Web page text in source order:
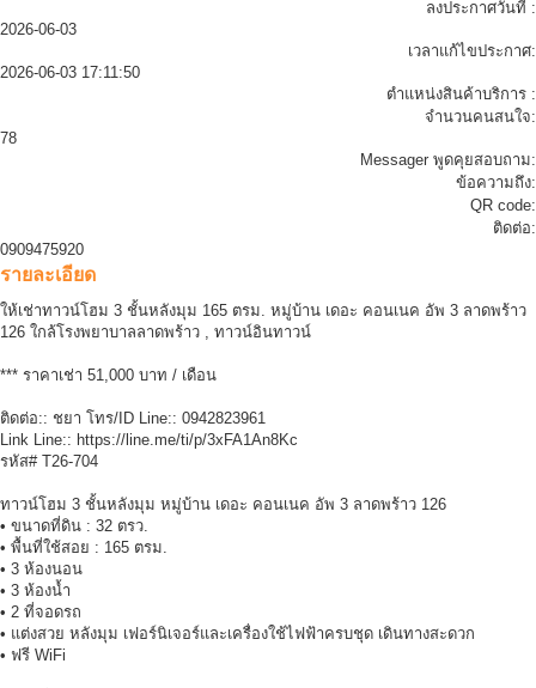
ลงประกาศวันที่ :
2026-06-03
เวลาแก้ไขประกาศ:
2026-06-03 17:11:50
ตำแหน่งสินค้าบริการ :
จำนวนคนสนใจ:
78
Messager พูดคุยสอบถาม:
ข้อความถึง:
QR code:
ติดต่อ:
0909475920
รายละเอียด
ให้เช่าทาวน์โฮม 3 ชั้นหลังมุม 165 ตรม. หมู่บ้าน เดอะ คอนเนค อัพ 3 ลาดพร้าว
126 ใกล้โรงพยาบาลลาดพร้าว , ทาวน์อินทาวน์
*** ราคาเช่า 51,000 บาท / เดือน
ติดต่อ:: ชยา โทร/ID Line:: 0942823961
Link Line:: https://line.me/ti/p/3xFA1An8Kc
รหัส# T26-704
ทาวน์โฮม 3 ชั้นหลังมุม หมู่บ้าน เดอะ คอนเนค อัพ 3 ลาดพร้าว 126
• ขนาดที่ดิน : 32 ตรว.
• พื้นที่ใช้สอย : 165 ตรม.
• 3 ห้องนอน
• 3 ห้องน้ำ
• 2 ที่จอดรถ
• แต่งสวย หลังมุม เฟอร์นิเจอร์และเครื่องใช้ไฟฟ้าครบชุด เดินทางสะดวก
• ฟรี WiFi